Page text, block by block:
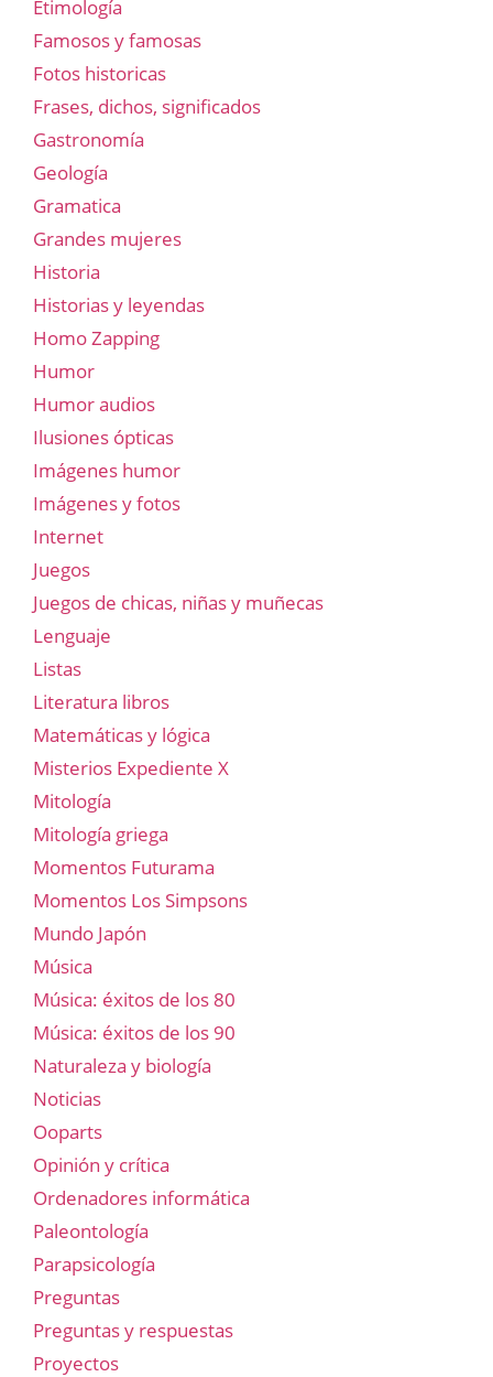
Etimología
Famosos y famosas
Fotos historicas
Frases, dichos, significados
Gastronomía
Geología
Gramatica
Grandes mujeres
Historia
Historias y leyendas
Homo Zapping
Humor
Humor audios
Ilusiones ópticas
Imágenes humor
Imágenes y fotos
Internet
Juegos
Juegos de chicas, niñas y muñecas
Lenguaje
Listas
Literatura libros
Matemáticas y lógica
Misterios Expediente X
Mitología
Mitología griega
Momentos Futurama
Momentos Los Simpsons
Mundo Japón
Música
Música: éxitos de los 80
Música: éxitos de los 90
Naturaleza y biología
Noticias
Ooparts
Opinión y crítica
Ordenadores informática
Paleontología
Parapsicología
Preguntas
Preguntas y respuestas
Proyectos